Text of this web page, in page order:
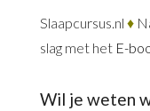
Slaapcursus.nl ♦
slag met het E-
Wil je weten